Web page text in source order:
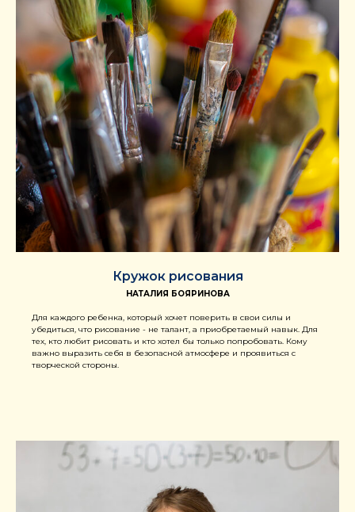
Кружок рисования
НАТАЛИЯ БОЯРИНОВА
Для каждого ребенка, который хочет поверить в свои силы и
убедиться, что рисование - не талант, а приобретаемый навык. Для
тех, кто любит рисовать и кто хотел бы только попробовать. Кому
важно выразить себя в безопасной атмосфере и проявиться с
творческой стороны.